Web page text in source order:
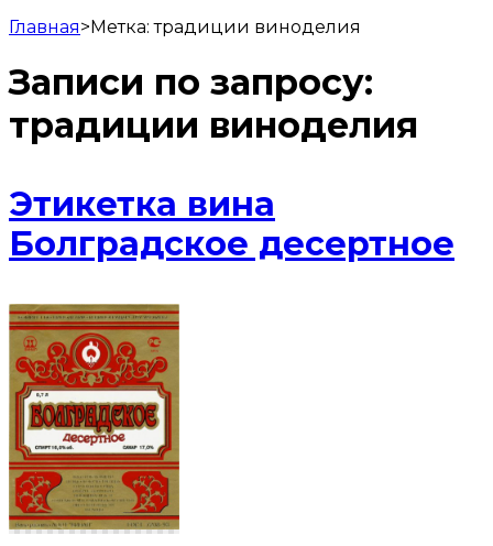
Главная>Метка:традиции виноделия
Записи по запросу:
традиции виноделия
Этикетка вина
Болградское десертное